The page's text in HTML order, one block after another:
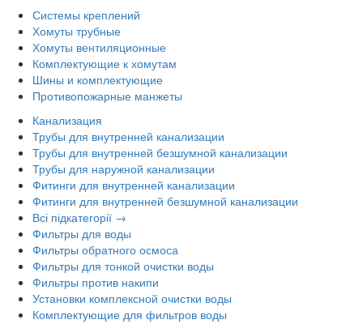
Системы креплений
Хомуты трубные
Хомуты вентиляционные
Комплектующие к хомутам
Шины и комплектующие
Противопожарные манжеты
Канализация
Трубы для внутренней канализации
Трубы для внутренней безшумной канализации
Трубы для наружной канализации
Фитинги для внутренней канализации
Фитинги для внутренней безшумной канализации
Всі підкатегорії →
Фильтры для воды
Фильтры обратного осмоса
Фильтры для тонкой очистки воды
Фильтры против накипи
Установки комплексной очистки воды
Комплектующие для фильтров воды